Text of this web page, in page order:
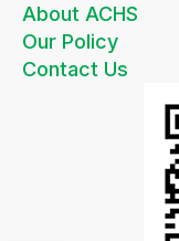
About ACHS
Our Policy
Contact Us